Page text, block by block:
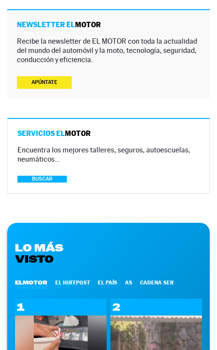
NEWSLETTER ELMOTOR
Recibe la newsletter de EL MOTOR con toda la actualidad
del mundo del automóvil y la moto, tecnología, seguridad,
conducción y eficiencia.
APÚNTATE
SERVICIOS ELMOTOR
Encuentra los mejores talleres, seguros, autoescuelas,
neumáticos…
BUSCAR
LO MÁS
VISTO
ELMOTOR EL HUFFPOST EL PAÍS AS CADENA SER
1 2